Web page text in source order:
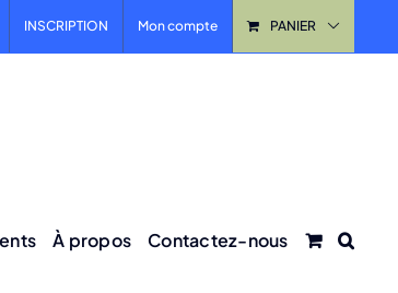
INSCRIPTION Mon compte PANIER
À propos Contactez-nous